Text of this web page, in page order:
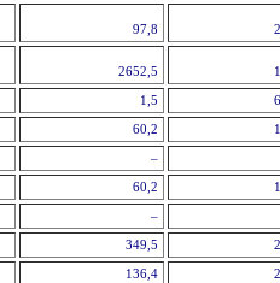
97,8
2652,5
1,5
60,2
–
60,2
–
349,5
136,4